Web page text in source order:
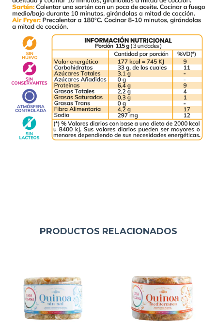
PRODUCTOS RELACIONADOS